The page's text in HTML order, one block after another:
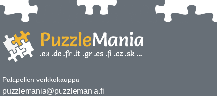
Palapelien verkkokauppa
puzzlemania@puzzlemania.fi